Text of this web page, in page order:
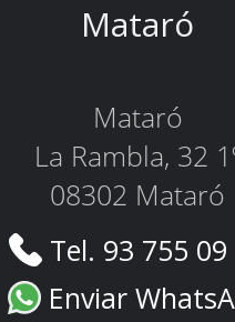
Mataró
Mataró
La Rambla, 32
08302 Mataró
Tel. 93 755
Enviar